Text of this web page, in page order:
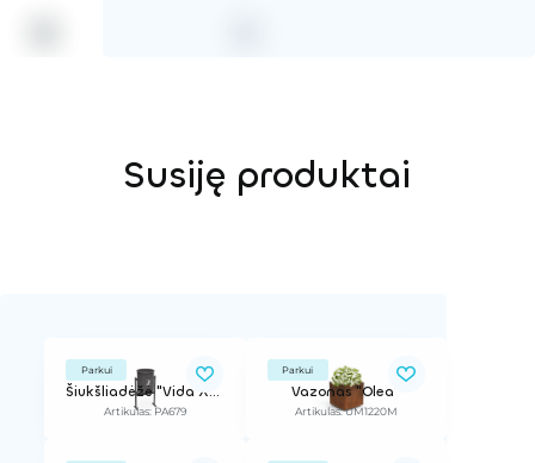
Susiję produktai
Parkui
Šiukšliadėžė "Vida XXI"
Artikulas: PA679
Parkui
Vazonas "Olea"
Artikulas: UM1220M